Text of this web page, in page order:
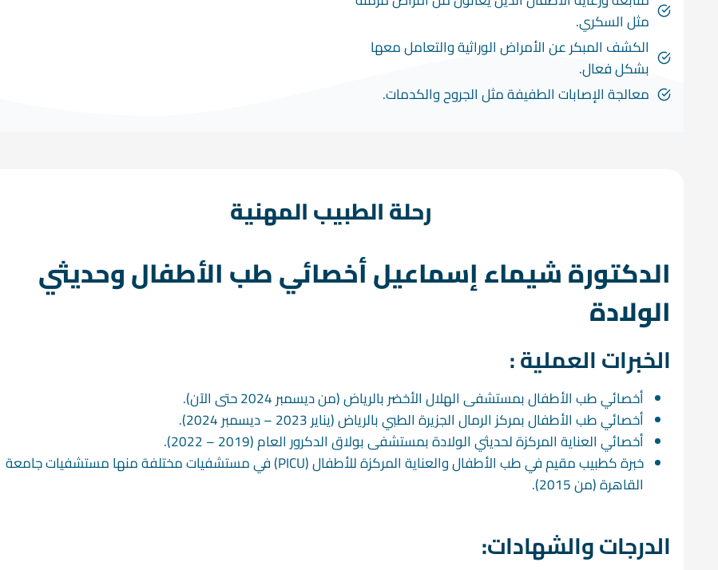
مثل السكري.
الكشف المبكر عن الأمراض الوراثية والتعامل معها
بشكل فعال.
معالجة الإصابات الطفيفة مثل الجروح والكدمات.
رحلة الطبيب المهنية
الدكتورة شيماء إسماعيل أخصائي طب الأطفال وحديثي
الولادة
الخبرات العملية :
أخصائي طب الأطفال بمستشفى الهلال الأخضر بالرياض (من ديسمبر 2024 حتى الآن)
.
أخصائي طب الأطفال بمركز الرمال الجزيرة الطبي بالرياض (يناير 2023 – ديسمبر 2024)
.
أخصائي العناية المركزة لحديثي الولادة بمستشفى بولاق الدكرور العام (2019 – 2022)
.
خبرة كطبيب مقيم في طب الأطفال والعناية المركزة للأطفال (PICU) في مستشفيات مختلفة منها مستشفيات جامعة
القاهرة (من 2015).
الدرجات والشهادات: